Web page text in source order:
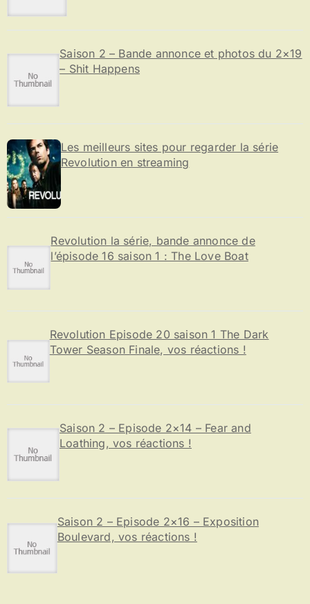
Saison 2 – Bande annonce et photos du 2×19
– Shit Happens
Les meilleurs sites pour regarder la série
Revolution en streaming
Revolution la série, bande annonce de
l’épisode 16 saison 1 : The Love Boat
Revolution Episode 20 saison 1 The Dark
Tower Season Finale, vos réactions !
Saison 2 – Episode 2×14 – Fear and
Loathing, vos réactions !
Saison 2 – Episode 2×16 – Exposition
Boulevard, vos réactions !